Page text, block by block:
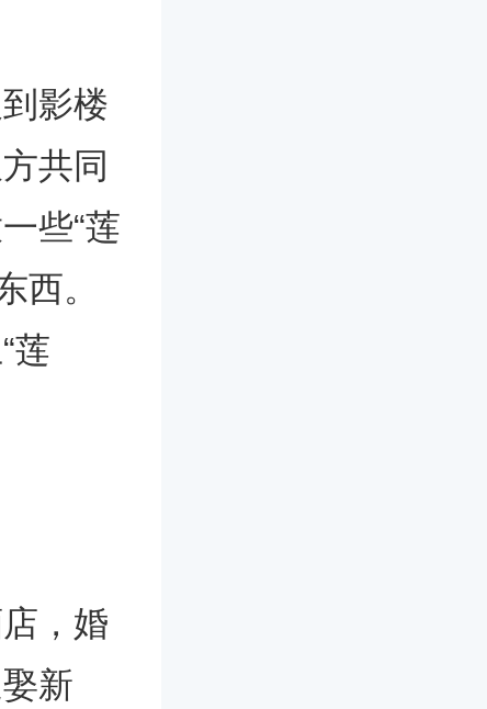
到影楼
共同
些“莲
西。
莲
，婚
新